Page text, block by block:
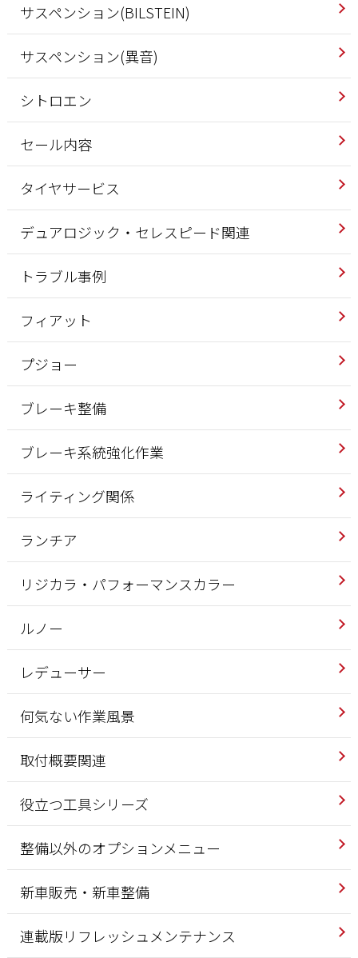
サスペンション(BILSTEIN)
サスペンション(異音)
シトロエン
セール内容
タイヤサービス
デュアロジック・セレスピード関連
トラブル事例
フィアット
プジョー
ブレーキ整備
ブレーキ系統強化作業
ライティング関係
ランチア
リジカラ・パフォーマンスカラー
ルノー
レデューサー
何気ない作業風景
取付概要関連
役立つ工具シリーズ
整備以外のオプションメニュー
新車販売・新車整備
連載版リフレッシュメンテナンス